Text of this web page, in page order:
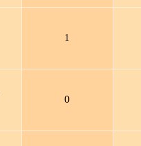
1
0